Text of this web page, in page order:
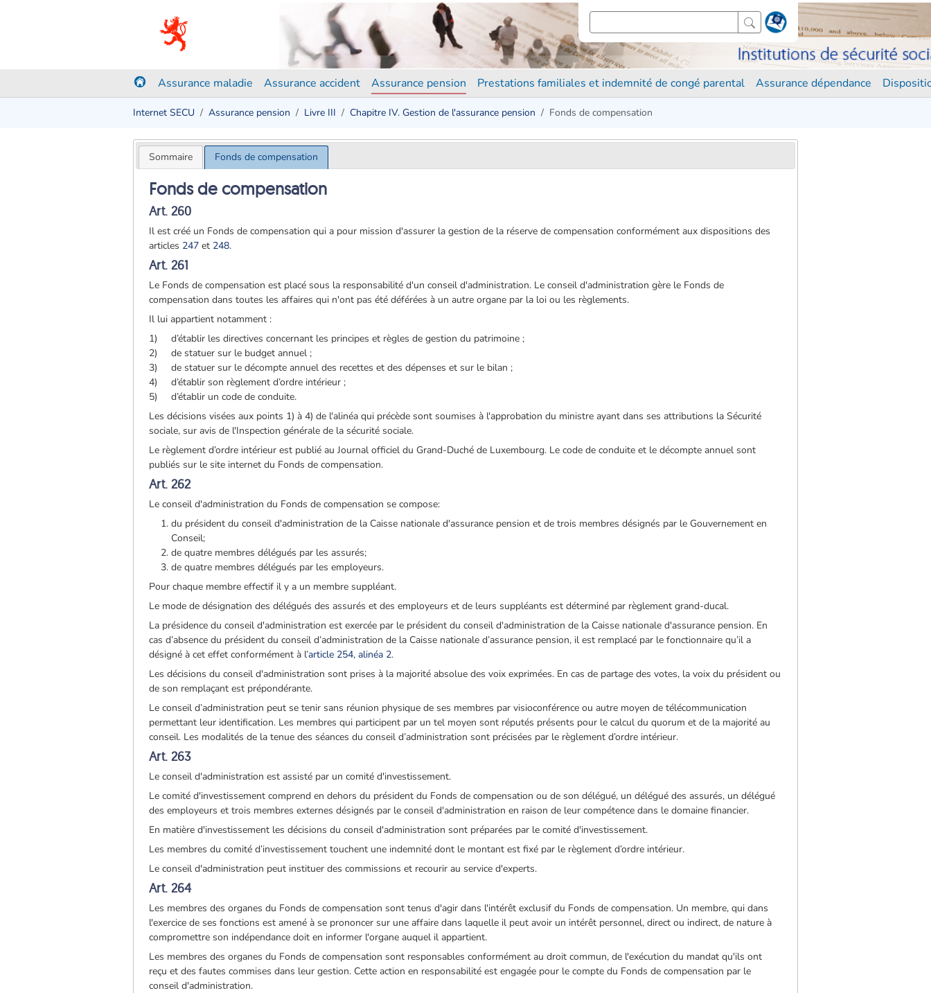
Assurance maladie Assurance accident Assurance pension Prestations familiales et indemnité de congé parental Assurance dépendance
Internet SECU Assurance pension Livre III Chapitre IV. Gestion de l'assurance pension Fonds de compensation
Sommaire Fonds de compensation
Fonds de compensation
Art. 260
Il est créé un Fonds de compensation qui a pour mission d'assurer la gestion de la réserve de compensation conformément aux dispositions des
articles 247 et 248.
Art. 261
Le Fonds de compensation est placé sous la responsabilité d'un conseil d'administration. Le conseil d'administration gère le Fonds de
compensation dans toutes les affaires qui n'ont pas été déférées à un autre organe par la loi ou les règlements.
Il lui appartient notamment :
1) d’établir les directives concernant les principes et règles de gestion du patrimoine ;
2) de statuer sur le budget annuel ;
3) de statuer sur le décompte annuel des recettes et des dépenses et sur le bilan ;
4) d’établir son règlement d’ordre intérieur ;
5) d’établir un code de conduite.
Les décisions visées aux points 1) à 4) de l'alinéa qui précède sont soumises à l'approbation du ministre ayant dans ses attributions la Sécurité
sociale, sur avis de l'Inspection générale de la sécurité sociale.
Le règlement d’ordre intérieur est publié au Journal officiel du Grand-Duché de Luxembourg. Le code de conduite et le décompte annuel sont
publiés sur le site internet du Fonds de compensation.
Art. 262
Le conseil d'administration du Fonds de compensation se compose:
du président du conseil d'administration de la Caisse nationale d'assurance pension et de trois membres désignés par le Gouvernement en
Conseil;
de quatre membres délégués par les assurés;
de quatre membres délégués par les employeurs.
Pour chaque membre effectif il y a un membre suppléant.
Le mode de désignation des délégués des assurés et des employeurs et de leurs suppléants est déterminé par règlement grand-ducal.
La présidence du conseil d'administration est exercée par le président du conseil d'administration de la Caisse nationale d'assurance pension. En
cas d’absence du président du conseil d’administration de la Caisse nationale d’assurance pension, il est remplacé par le fonctionnaire qu’il a
désigné à cet effet conformément à l’article 254, alinéa 2.
Les décisions du conseil d'administration sont prises à la majorité absolue des voix exprimées. En cas de partage des votes, la voix du président ou
de son remplaçant est prépondérante.
Le conseil d’administration peut se tenir sans réunion physique de ses membres par visioconférence ou autre moyen de télécommunication
permettant leur identification. Les membres qui participent par un tel moyen sont réputés présents pour le calcul du quorum et de la majorité au
conseil. Les modalités de la tenue des séances du conseil d’administration sont précisées par le règlement d’ordre intérieur.
Art. 263
Le conseil d'administration est assisté par un comité d'investissement.
Le comité d'investissement comprend en dehors du président du Fonds de compensation ou de son délégué, un délégué des assurés, un délégué
des employeurs et trois membres externes désignés par le conseil d'administration en raison de leur compétence dans le domaine financier.
En matière d'investissement les décisions du conseil d'administration sont préparées par le comité d'investissement.
Les membres du comité d’investissement touchent une indemnité dont le montant est fixé par le règlement d’ordre intérieur.
Le conseil d'administration peut instituer des commissions et recourir au service d'experts.
Art. 264
Les membres des organes du Fonds de compensation sont tenus d'agir dans l'intérêt exclusif du Fonds de compensation. Un membre, qui dans
l'exercice de ses fonctions est amené à se prononcer sur une affaire dans laquelle il peut avoir un intérêt personnel, direct ou indirect, de nature à
compromettre son indépendance doit en informer l'organe auquel il appartient.
Les membres des organes du Fonds de compensation sont responsables conformément au droit commun, de l'exécution du mandat qu'ils ont
reçu et des fautes commises dans leur gestion. Cette action en responsabilité est engagée pour le compte du Fonds de compensation par le
conseil d'administration.